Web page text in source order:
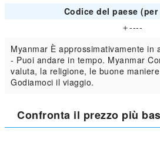
Codice del paese
＋----
Myanmar È approssimativamente in
- Puoi andare in tempo. Myanmar
valuta, la religione, le buone
Godiamoci il viaggio.
Confronta il prezzo più